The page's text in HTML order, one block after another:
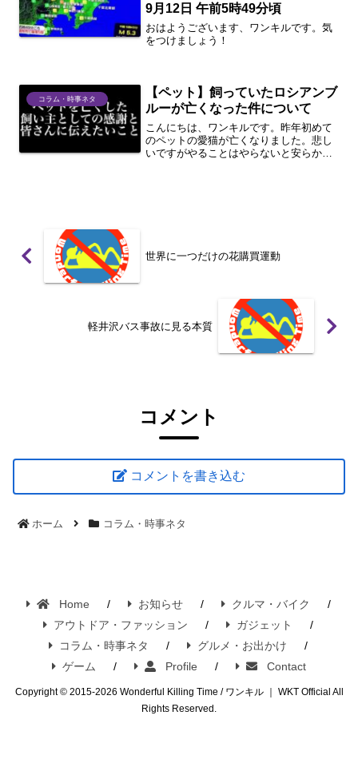
9月12日 午前5時49分頃
おはようございます、ワンキルです。気
をつけましょう！
コラム・時事ネタ
【ペット】飼っていたロシアンブ
ルーが亡くなった件について
こんにちは、ワンキルです。昨年初めて
のペットの愛猫が亡くなりました。悲し
いですがやることはやらないと安らかに
世界に一つだけの花購買運動
軽井沢バス事故に見る本質
コメント
コメントを書き込む
ホーム コラム・時事ネタ
Home お知らせ
クルマ・バイク
アウトドア・ファッション
ガジェット
コラム・時事ネタ
グルメ・お出かけ
ゲーム
Profile Contact
Copyright © 2015-2026 Wonderful Killing Time / ワンキル ｜ WKT Official All
Rights Reserved.